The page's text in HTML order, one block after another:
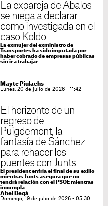
La expareja de Ábalos
se niega a declarar
como investigada en el
caso Koldo
La exmujer del exministro de
Transportes ha sido imputada por
haber cobrado de empresas públicas
sin ir a trabajar
Mayte Piulachs
Lunes, 20 de julio de 2026 - 11:42
El horizonte de un
regreso de
Puigdemont, la
fantasía de Sánchez
para rehacer los
puentes con Junts
El president enfría el final de su exilio
mientras Junts asegura que no
tendrá relación con el PSOE mientras
incumpla
Abel Degà
Domingo, 19 de julio de 2026 - 05:30